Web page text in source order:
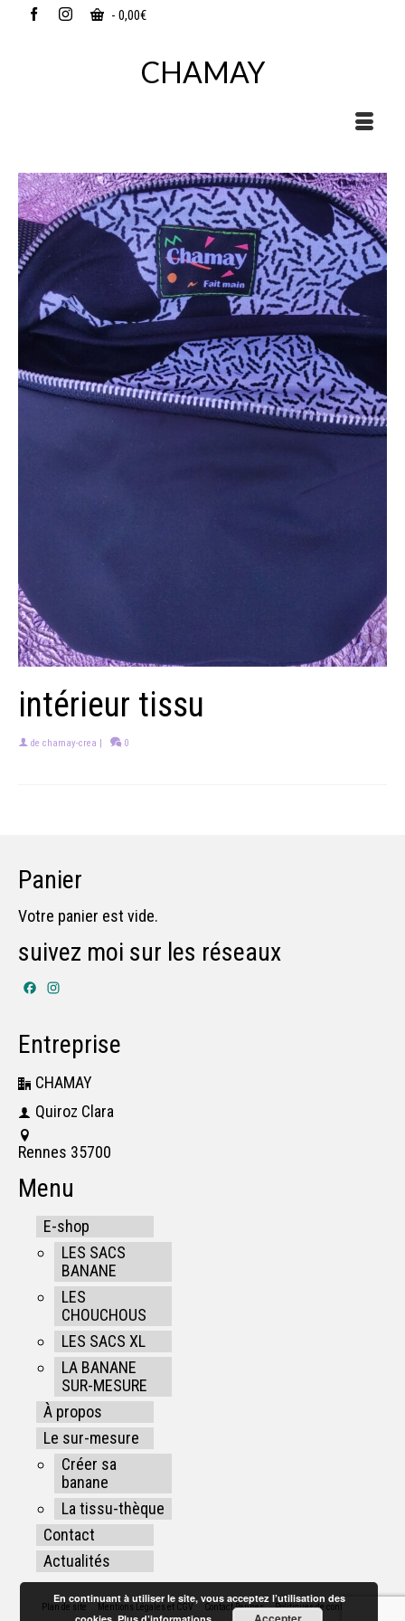
- 0,00€
CHAMAY
intérieur tissu
de chamay-crea | 0
Panier
Votre panier est vide.
suivez moi sur les réseaux
Facebook
Entreprise
CHAMAY
Quiroz Clara
Rennes 35700
Menu
E-shop
LES SACS
BANANE
LES
CHOUCHOUS
LES SACS XL
LA BANANE
SUR-MESURE
À propos
Le sur-mesure
Créer sa
banane
La tissu-thèque
Contact
Actualités
Plan de site Mentions Légales et CGV Contact Rennes Politiques de confidentialité
En continuant à utiliser le site, vous acceptez l’utilisation des